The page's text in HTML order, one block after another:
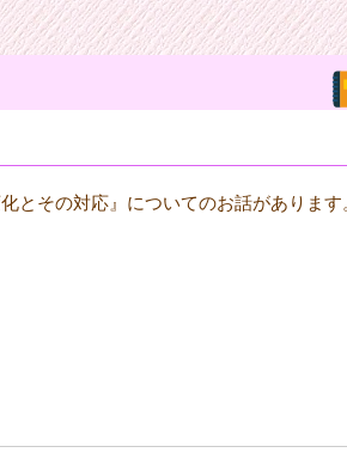
とその対応』についてのお話があります